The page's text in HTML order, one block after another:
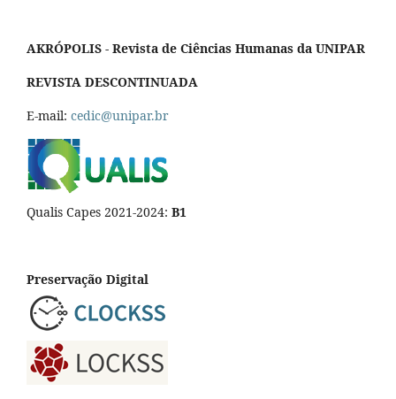
AKRÓPOLIS - Revista de Ciências Humanas da UNIPAR
REVISTA DESCONTINUADA
E-mail: cedic@unipar.br
Qualis Capes 2021-2024: B1
Preservação Digital